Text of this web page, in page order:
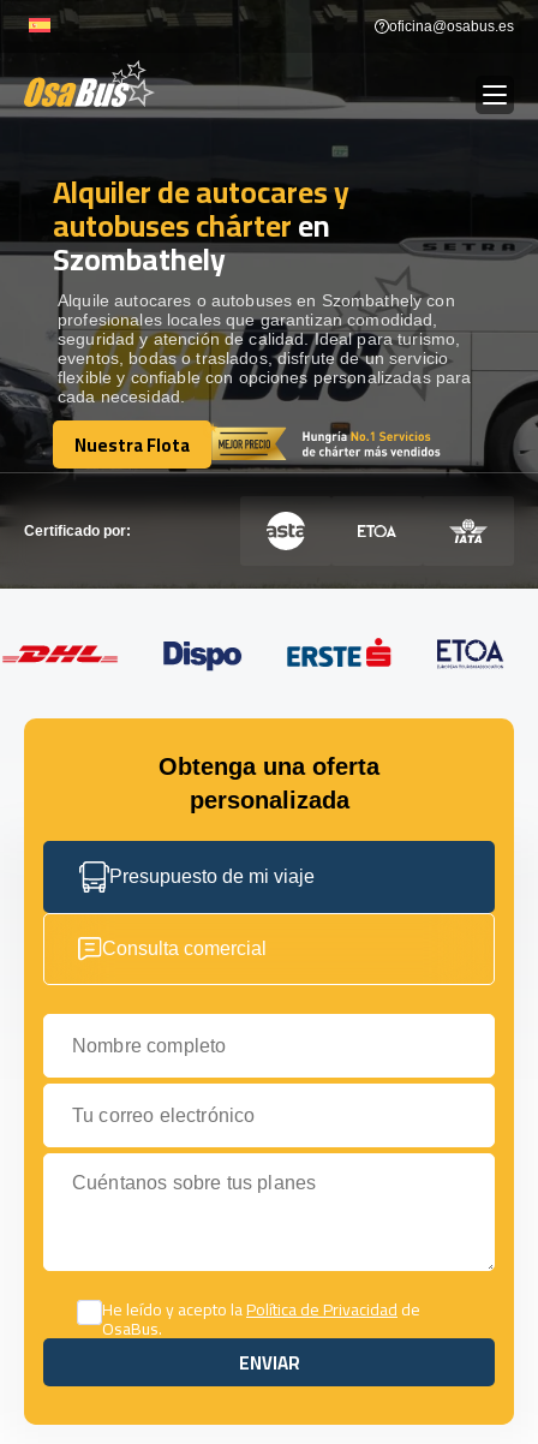
to
oficina@osabus.es
ALQUILER DE AUTOCARES
DESTINOS Show dropdown
RECORRIDAS Show dropdown
FLOTA
Alquiler de autocares y
autobuses chárteren
Szombathely
Alquile autocares o autobuses en Szombathely con
profesionales locales que garantizan comodidad,
seguridad y atención de calidad. Ideal para turismo,
eventos, bodas o traslados, disfrute de un servicio
flexible y confiable con opciones personalizadas para
cada necesidad.
Nuestra Flota
Nuestra Flota
Certificado por:
Obtenga una oferta
personalizada
Presupuesto de mi viaje
Consulta comercial
Nombre completo
Tu correo electrónico
Cuéntanos sobre tus planes
He leído y acepto laPolítica de Privacidadde
OsaBus.
ENVIAR
ENVIAR